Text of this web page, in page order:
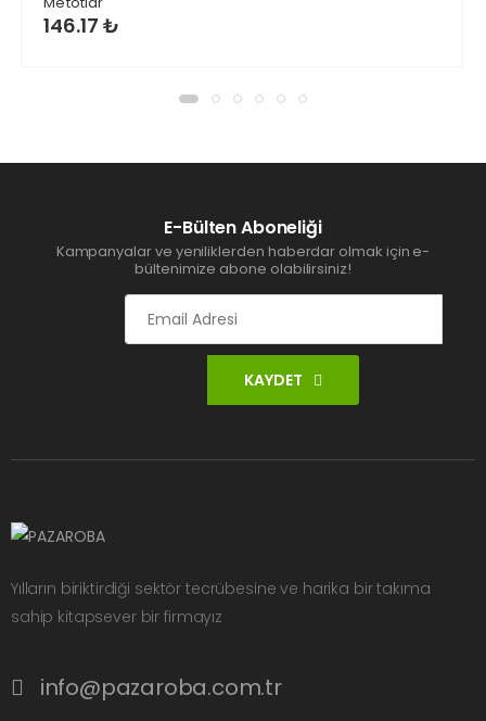
146.17 ₺
E-Bülten Aboneliği
Kampanyalar ve yeniliklerden haberdar olmak için e-
bültenimize abone olabilirsiniz!
KAYDET
Yılların biriktirdiği sektör tecrübesine ve harika bir takıma
sahip kitapsever bir firmayız
info@pazaroba.com.tr